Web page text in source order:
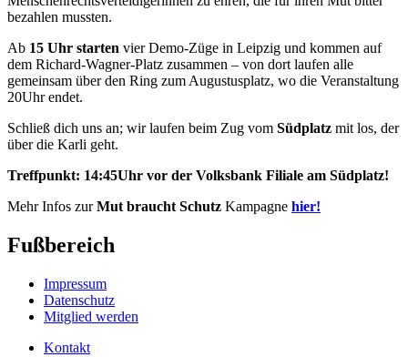
bezahlen mussten.
Ab 15 Uhr starten vier Demo-Züge in Leipzig und kommen auf
dem Richard-Wagner-Platz zusammen – von dort laufen alle
gemeinsam über den Ring zum Augustusplatz, wo die Veranstaltung
20Uhr endet.
Schließ dich uns an; wir laufen beim Zug vom Südplatz mit los, der
über die Karli geht.
Treffpunkt: 14:45Uhr vor der Volksbank Filiale am Südplatz!
Mehr Infos zurMut braucht Schutz Kampagne hier!
Fußbereich
Impressum
Datenschutz
Mitglied werden
Kontakt